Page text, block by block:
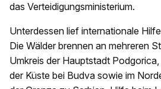
das Verteidigungsministerium.
Unterdessen lief internationale
Die Wälder brennen an mehreren
Umkreis der Hauptstadt
der Küste bei Budva sowie im